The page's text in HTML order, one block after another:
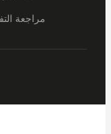
مراجعة التفاصيل